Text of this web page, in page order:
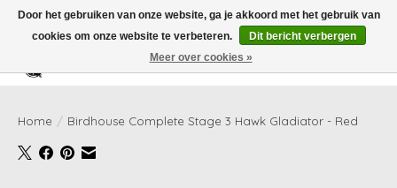
Verlanglijst
Home / Birdhouse Complete Stage 3 Hawk Gladiator - Red
Door het gebruiken van onze website, ga je akkoord met het gebruik van
cookies om onze website te verbeteren.
Dit bericht verbergen
Meer over cookies »